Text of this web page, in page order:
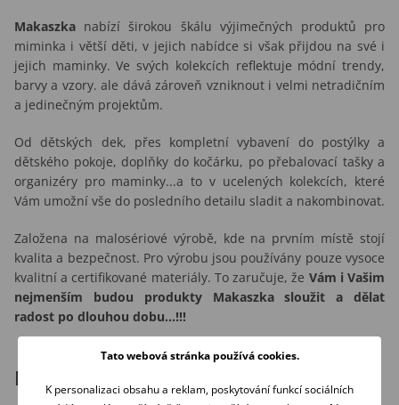
Makaszka nabízí širokou škálu výjimečných produktů pro
miminka i větší děti, v jejich nabídce si však přijdou na své i
jejich maminky. Ve svých kolekcích reflektuje módní trendy,
barvy a vzory. ale dává zároveň vzniknout i velmi netradičním
a jedinečným projektům.
Od dětských dek, přes kompletní vybavení do postýlky a
dětského pokoje, doplňky do kočárku, po přebalovací tašky a
organizéry pro maminky...a to v ucelených kolekcích, které
Vám umožní vše do posledního detailu sladit a nakombinovat.
Založena na malosériové výrobě, kde na prvním místě stojí
kvalita a bezpečnost. Pro výrobu jsou používány pouze vysoce
kvalitní a certifikované materiály. To zaručuje, že Vám i Vašim
nejmenším budou produkty Makaszka sloužit a dělat
radost po dlouhou dobu...!!!
Podobné produkty
Tato webová stránka používá cookies.
K personalizaci obsahu a reklam, poskytování funkcí sociálních